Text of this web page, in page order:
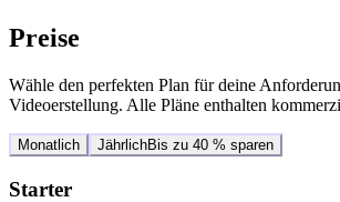
Preise
Wähle den perfekten Plan für deine
Videoerstellung. Alle Pläne enthalten
Monatlich JährlichBis zu 40 % sparen
Starter